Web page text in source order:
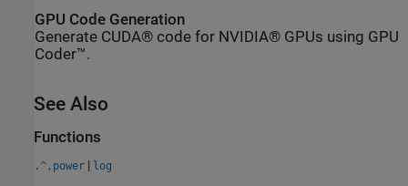
GPU Code Generation
Generate CUDA® code for NVIDIA® GPUs using GPU
Coder™.
See Also
Functions
.^,power | log